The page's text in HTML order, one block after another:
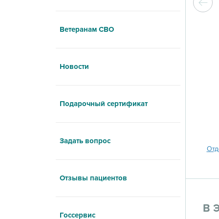
Ветеранам СВО
Новости
Подарочный сертификат
Задать вопрос
Отзывы пациентов
Госсервис В